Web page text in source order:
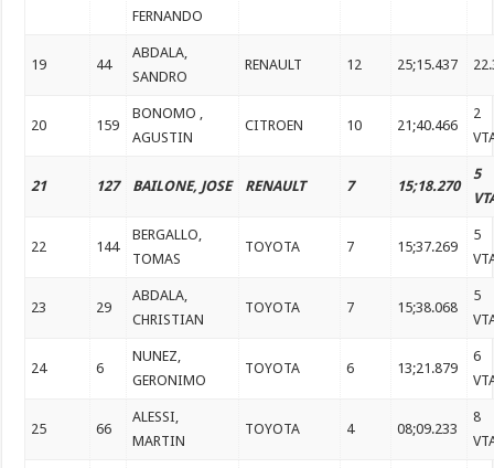
FERNANDO
19 44
ABDALA,
SANDRO
RENAULT 12 25;15.437
20 159
BONOMO ,
AGUSTIN
CITROEN 10 21;40.466
2
21 127 BAILONE, JOSE RENAULT 7 15;18.270
5
22 144
BERGALLO,
TOMAS
TOYOTA 7 15;37.269
5
23 29
ABDALA,
CHRISTIAN
TOYOTA 7 15;38.068
5
24 6
NUNEZ,
GERONIMO
TOYOTA 6 13;21.879
6
25 66
ALESSI,
MARTIN
TOYOTA 4 08;09.233
8